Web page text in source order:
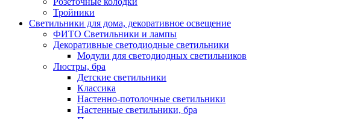
Тройники
Светильники для дома, декоративное освещение
ФИТО Светильники и лампы
Декоративные светодиодные светильники
Модули для светодиодных светильников
Люстры, бра
Детские светильники
Классика
Настенно-потолочные светильники
Настенные светильники, бра